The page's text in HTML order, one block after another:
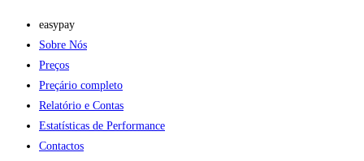
easypay
Sobre Nós
Preços
Preçário completo
Relatório e Contas
Estatísticas de Performance
Contactos